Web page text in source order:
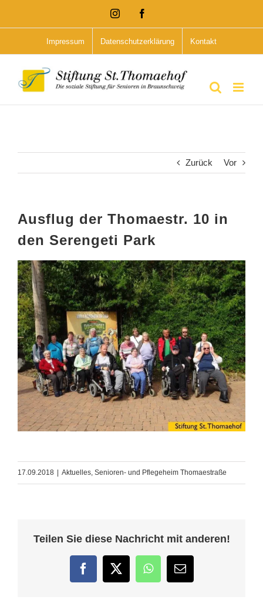
Inhalt
Instagram
Impressum Datenschutzerklärung Kontakt
Zurück Vor
Ausflug der Thomaestr. 10 in
den Serengeti Park
17.09.2018 Aktuelles, Senioren- und Pflegeheim Thomaestraße
Teilen Sie diese Nachricht mit anderen!
FacebookTwitterWhatsApp
E-
Mail